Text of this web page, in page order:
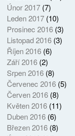
Únor 2017(7)
Leden 2017(10)
Prosinec 2016(3)
Listopad 2016(3)
Říjen 2016(6)
Září 2016(2)
Srpen 2016(8)
Červenec 2016(5)
Červen 2016(8)
Květen 2016(11)
Duben 2016(6)
Březen 2016(8)